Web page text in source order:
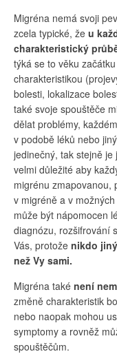
Migréna nemá svoji
zcela typické, že u
charakteristický
týká se to věku
charakteristikou
bolesti, lokalizace
také svoje spouštěče
dělat problémy,
v podobě léků nebo
jedinečný, tak stejně
velmi důležité aby
migrénu zmapovanou,
v migréně a v
může být nápomocen
diagnózu, rozšifrování
Vás, protože nikdo
než Vy sami.
Migréna také není
změně charakteristik
nebo naopak mohou
symptomy a rovněž
spouštěčům.